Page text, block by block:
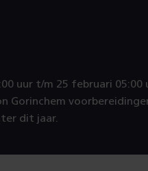
uur t/m 25 februari 05:00
Gorinchem
dit jaar.